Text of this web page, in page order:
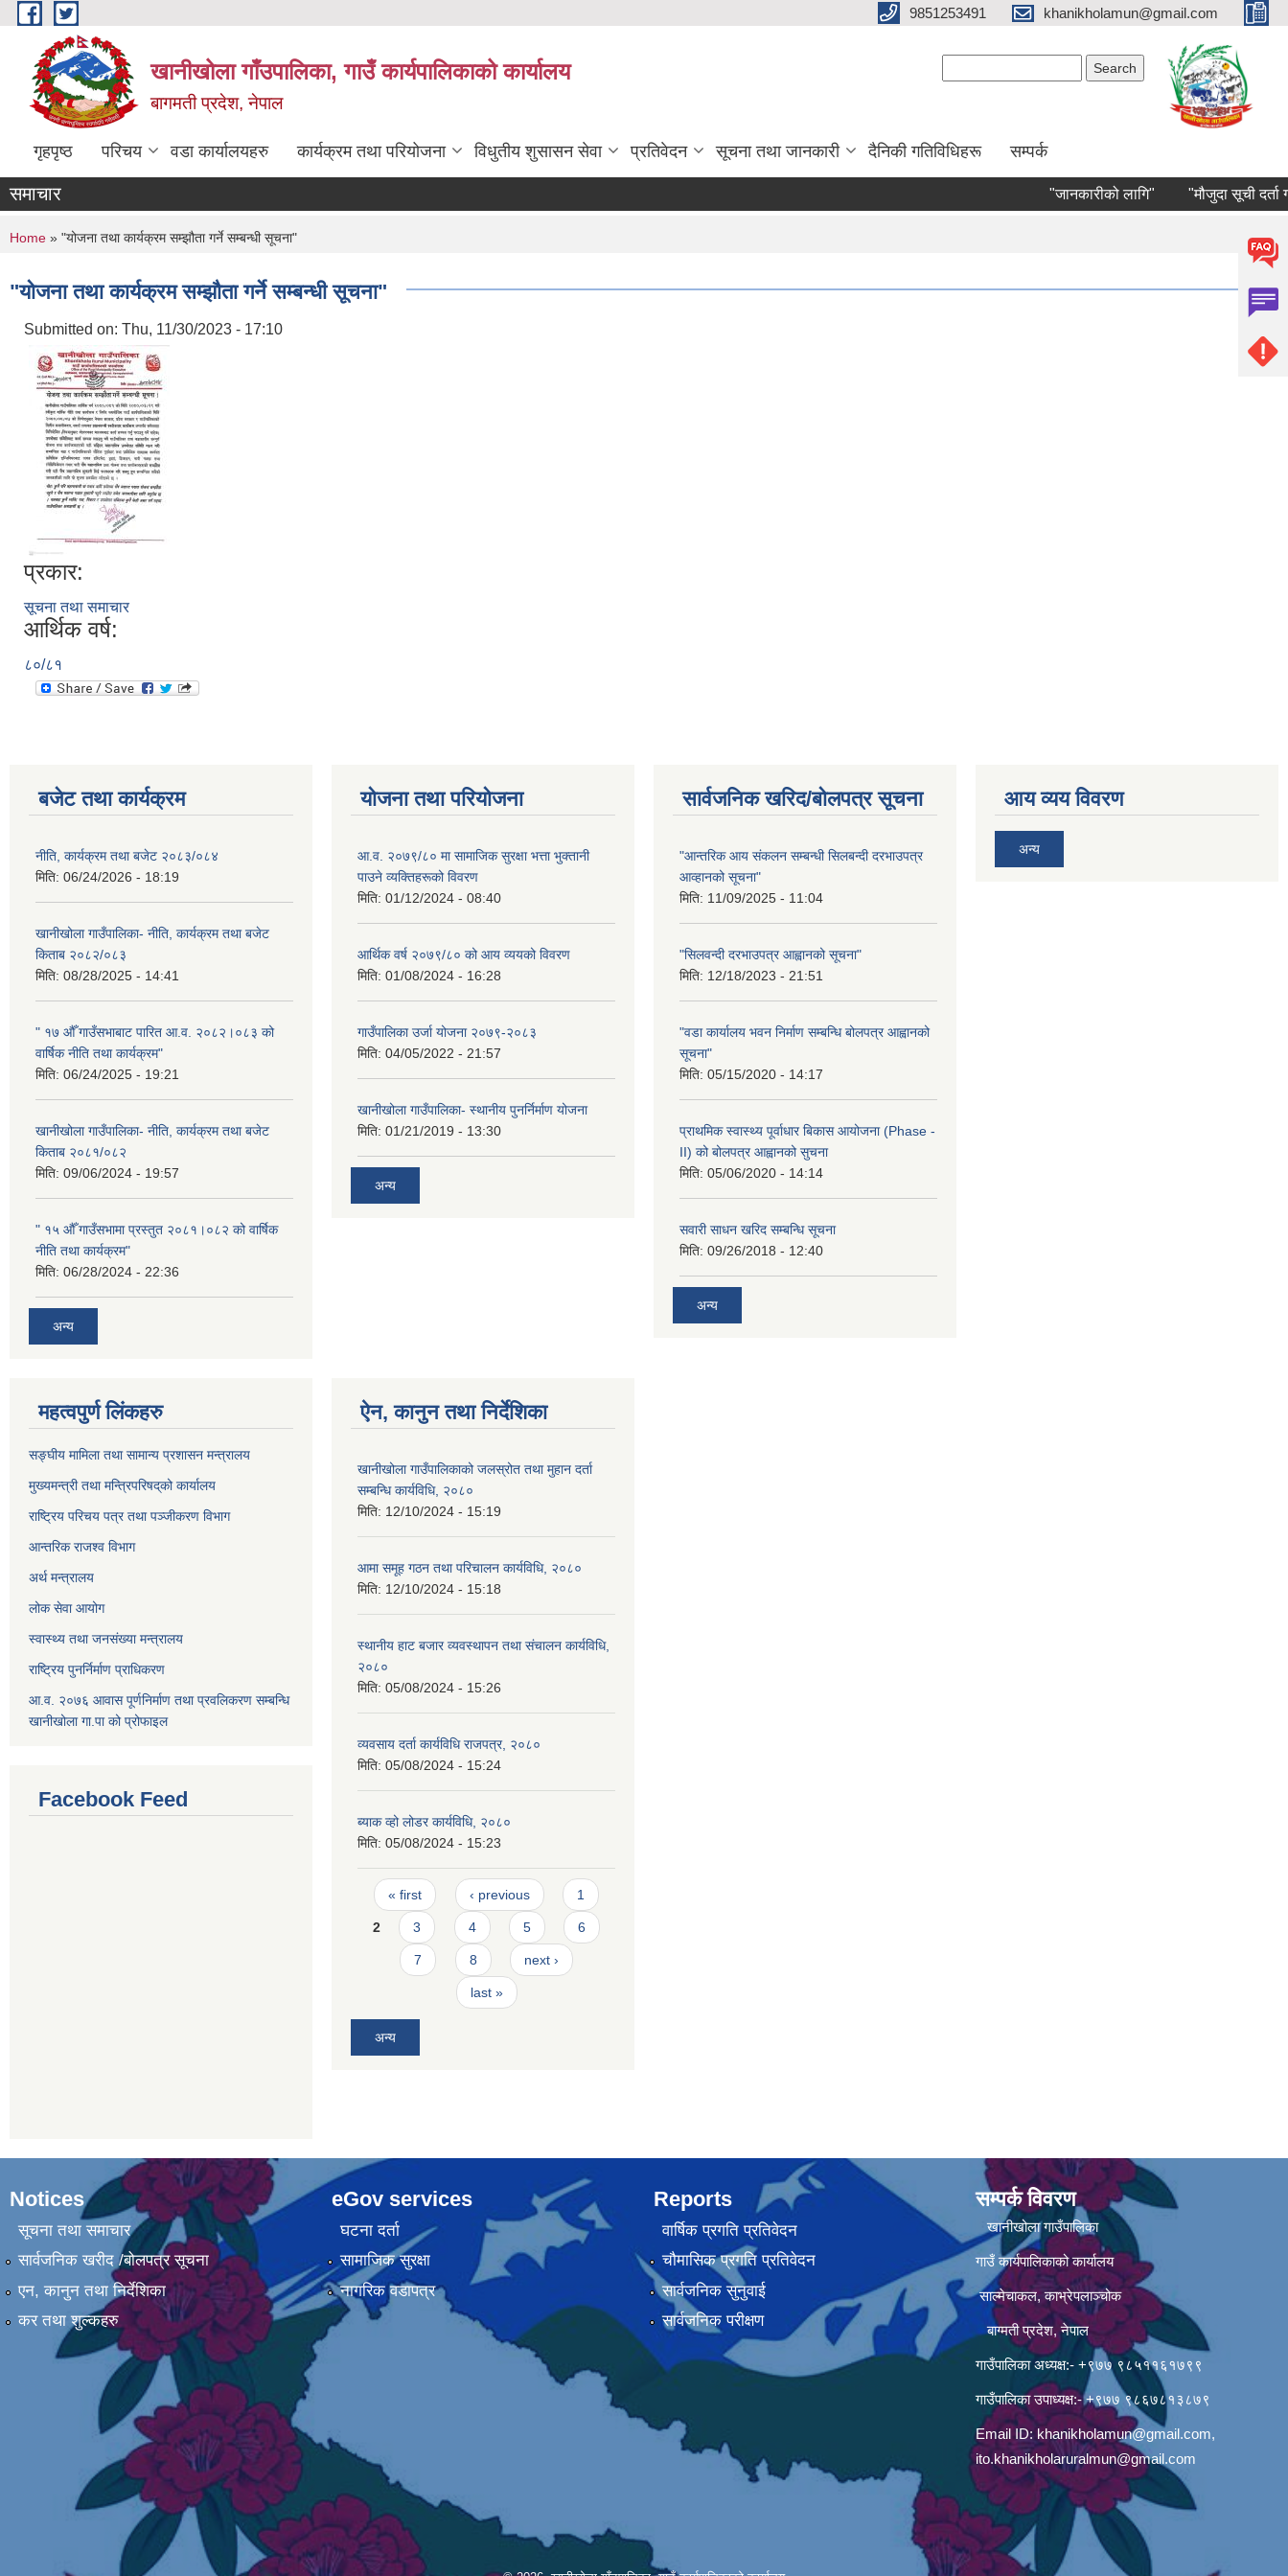
Skip to main content 9851253491 khanikholamun@gmail.com
खानीखोला गाँउपालिका, गाउँ कार्यपालिकाको कार्यालय
बागमती प्रदेश, नेपाल
गृहपृष्ठ परिचय वडा कार्यालयहरु कार्यक्रम तथा परियोजना विधुतीय शुसासन सेवा प्रतिवेदन सूचना तथा जानकारी दैनिकी गतिविधिहरू सम्पर्क
समाचार "जानकारीको लागि" "मौजुदा सूची दर्ता गर्ने
You are here
Home » "योजना तथा कार्यक्रम सम्झौता गर्ने सम्बन्धी सूचना"
"योजना तथा कार्यक्रम सम्झौता गर्ने सम्बन्धी सूचना"
Submitted on: Thu, 11/30/2023 - 17:10
प्रकार:
सूचना तथा समाचार
आर्थिक वर्ष:
८०/८१
बजेट तथा कार्यक्रम
नीति, कार्यक्रम तथा बजेट २०८३/०८४
मिति: 06/24/2026 - 18:19
खानीखोला गाउँपालिका- नीति, कार्यक्रम तथा बजेट
किताब २०८२/०८३
मिति: 08/28/2025 - 14:41
" १७ औँ गाउँसभाबाट पारित आ.व. २०८२।०८३ को
वार्षिक नीति तथा कार्यक्रम"
मिति: 06/24/2025 - 19:21
खानीखोला गाउँपालिका- नीति, कार्यक्रम तथा बजेट
किताब २०८१/०८२
मिति: 09/06/2024 - 19:57
" १५ औँ गाउँसभामा प्रस्तुत २०८१।०८२ को वार्षिक
नीति तथा कार्यक्रम"
मिति: 06/28/2024 - 22:36
अन्य
योजना तथा परियोजना
आ.व. २०७९/८० मा सामाजिक सुरक्षा भत्ता भुक्तानी
पाउने व्यक्तिहरूको विवरण
मिति: 01/12/2024 - 08:40
आर्थिक वर्ष २०७९/८० को आय व्ययको विवरण
मिति: 01/08/2024 - 16:28
गाउँपालिका उर्जा योजना २०७९-२०८३
मिति: 04/05/2022 - 21:57
खानीखोला गाउँपालिका- स्थानीय पुनर्निर्माण योजना
मिति: 01/21/2019 - 13:30
अन्य
सार्वजनिक खरिद/बोलपत्र सूचना
"आन्तरिक आय संकलन सम्बन्धी सिलबन्दी दरभाउपत्र
आव्हानको सूचना"
मिति: 11/09/2025 - 11:04
"सिलवन्दी दरभाउपत्र आह्वानको सूचना"
मिति: 12/18/2023 - 21:51
"वडा कार्यालय भवन निर्माण सम्बन्धि बोलपत्र आह्वानको
सूचना"
मिति: 05/15/2020 - 14:17
प्राथमिक स्वास्थ्य पूर्वाधार बिकास आयोजना (Phase -
II) को बोलपत्र आह्वानको सुचना
मिति: 05/06/2020 - 14:14
सवारी साधन खरिद सम्बन्धि सूचना
मिति: 09/26/2018 - 12:40
अन्य
आय व्यय विवरण
अन्य
महत्वपुर्ण लिंकहरु
सङ्घीय मामिला तथा सामान्य प्रशासन मन्त्रालय
मुख्यमन्त्री तथा मन्त्रिपरिषद्‌को कार्यालय
राष्ट्रिय परिचय पत्र तथा पञ्जीकरण विभाग
आन्तरिक राजश्व विभाग
अर्थ मन्त्रालय
लोक सेवा आयोग
स्वास्थ्य तथा जनसंख्या मन्त्रालय
राष्ट्रिय पुनर्निर्माण प्राधिकरण
आ.व. २०७६ आवास पूर्णनिर्माण तथा प्रवलिकरण सम्बन्धि
खानीखोला गा.पा को प्रोफाइल
Facebook Feed
ऐन, कानुन तथा निर्देशिका
खानीखोला गाउँपालिकाको जलस्रोत तथा मुहान दर्ता
सम्बन्धि कार्यविधि, २०८०
मिति: 12/10/2024 - 15:19
आमा समूह गठन तथा परिचालन कार्यविधि, २०८०
मिति: 12/10/2024 - 15:18
स्थानीय हाट बजार व्यवस्थापन तथा संचालन कार्यविधि,
२०८०
मिति: 05/08/2024 - 15:26
व्यवसाय दर्ता कार्यविधि राजपत्र, २०८०
मिति: 05/08/2024 - 15:24
ब्याक व्हो लोडर कार्यविधि, २०८०
मिति: 05/08/2024 - 15:23
Pages
« first ‹ previous 1
2 3 4 5 6
7 8 next ›
last »
अन्य
Notices
सूचना तथा समाचार
सार्वजनिक खरीद /बोलपत्र सूचना
एन, कानुन तथा निर्देशिका
कर तथा शुल्कहरु
eGov services
घटना दर्ता
सामाजिक सुरक्षा
नागरिक वडापत्र
Reports
वार्षिक प्रगति प्रतिवेदन
चौमासिक प्रगति प्रतिवेदन
सार्वजनिक सुनुवाई
सार्वजनिक परीक्षण
सम्पर्क विवरण
खानीखोला गाउँपालिका
गाउँ कार्यपालिकाको कार्यालय
साल्मेचाकल, काभ्रेपलाञ्चोक
बाग्मती प्रदेश, नेपाल
गाउँपालिका अध्यक्ष:- +९७७ ९८५११६१७९९
गाउँपालिका उपाध्यक्ष:- +९७७ ९८६७८१३८७९
Email ID: khanikholamun@gmail.com,
ito.khanikholaruralmun@gmail.com